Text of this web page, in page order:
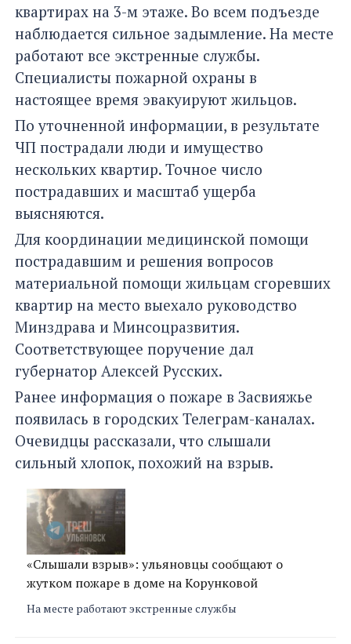
квартирах на 3-м этаже. Во всем подъезде
наблюдается сильное задымление. На месте
работают все экстренные службы.
Специалисты пожарной охраны в
настоящее время эвакуируют жильцов.
По уточненной информации, в результате
ЧП пострадали люди и имущество
нескольких квартир. Точное число
пострадавших и масштаб ущерба
выясняются.
Для координации медицинской помощи
пострадавшим и решения вопросов
материальной помощи жильцам сгоревших
квартир на место выехало руководство
Минздрава и Минсоцразвития.
Соответствующее поручение дал
губернатор Алексей Русских.
Ранее информация о пожаре в Засвияжье
появилась в городских Телеграм-каналах.
Очевидцы рассказали, что слышали
сильный хлопок, похожий на взрыв.
«Слышали взрыв»: ульяновцы сообщают о
жутком пожаре в доме на Корунковой
На месте работают экстренные службы